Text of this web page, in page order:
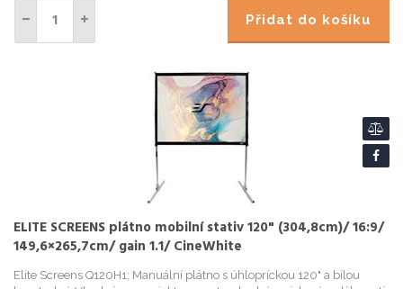
Přidat do košíku
ELITE SCREENS plátno mobilní stativ 120" (304,8cm)/ 16:9/
149,6×265,7cm/ gain 1.1/ CineWhite
Elite Screens Q120H1; Manuální plátno s úhlopríckou 120" a bílou